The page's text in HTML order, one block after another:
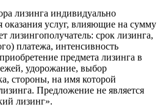
лизинга индивидуально
оказания услуг, влияющие на сумму
лизингополучатель: срок лизинга,
платежа, интенсивность
предмета лизинга в
удорожание, выбор
стороны, на имя которой
Предложение не является
лизинг».